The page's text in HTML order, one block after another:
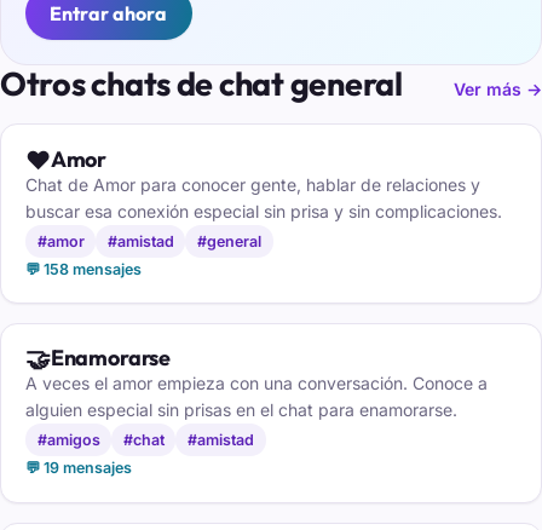
Entrar ahora
Otros chats de chat general Ver más →
❤️Amor
Chat de Amor para conocer gente, hablar de relaciones y
buscar esa conexión especial sin prisa y sin complicaciones.
#amor #amistad
#general
💬 158 mensajes
🤝Enamorarse
A veces el amor empieza con una conversación. Conoce a
alguien especial sin prisas en el chat para enamorarse.
#amigos #chat
#amistad
💬 19 mensajes